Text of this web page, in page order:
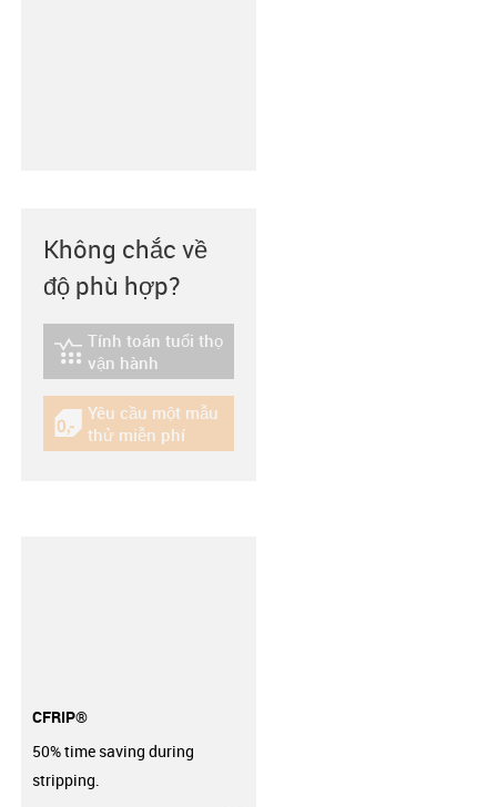
Không chắc về
độ phù hợp?
igus-icon-lebensdauerrechner
Tính toán tuổi thọ
vận hành
igus-icon-gratismuster
Yêu cầu một mẫu
thử miễn phí
CFRIP®
50% time saving during
stripping.